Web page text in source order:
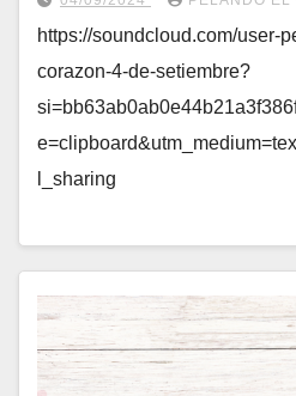
https://soundcloud.com/user-
corazon-4-de-setiembre?
l_sharing